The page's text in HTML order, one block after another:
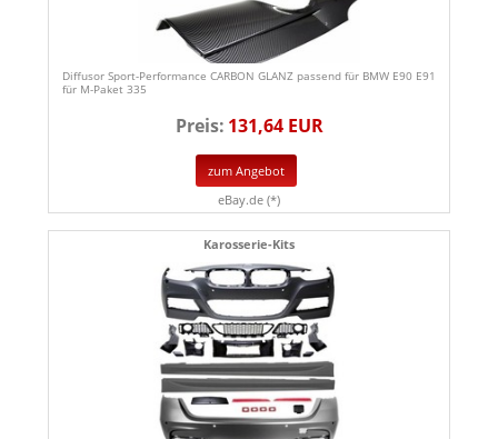
Diffusor Sport-Performance CARBON GLANZ passend für BMW E90 E91
für M-Paket 335
Preis: 131,64 EUR
zum Angebot
eBay.de (*)
Karosserie-Kits